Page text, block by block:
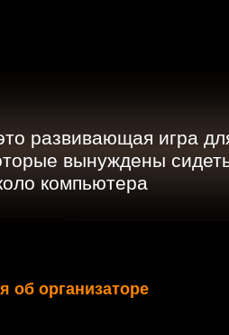
развивающая игра
вынуждены
компьютера
об организаторе